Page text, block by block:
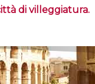
di villeggiatura.